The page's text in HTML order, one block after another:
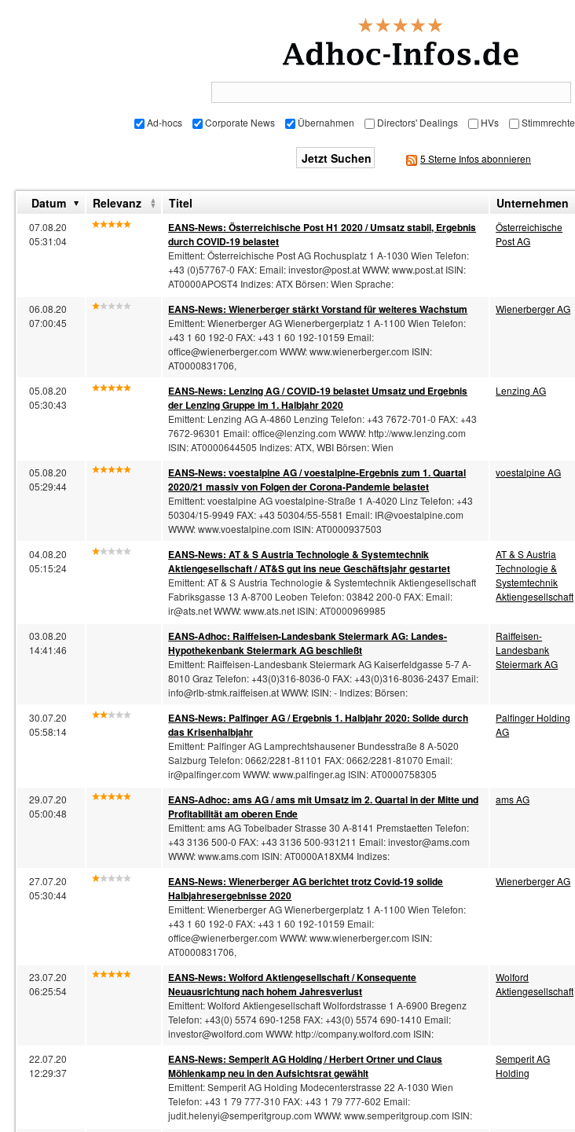
Ad-hocs Corporate News Übernahmen Directors' Dealings HVs Stimmrechte
5 Sterne Infos abonnieren
Datum Relevanz Titel Unternehmen
07.08.20
05:31:04
EANS-News: Österreichische Post H1 2020 / Umsatz stabil, Ergebnis
durch COVID-19 belastet
Emittent: Österreichische Post AG Rochusplatz 1 A-1030 Wien Telefon:
+43 (0)57767-0 FAX: Email:investor@post.atWWW: www.post.at ISIN:
AT0000APOST4 Indizes: ATX Börsen: Wien Sprache:
Österreichische
Post AG
06.08.20
07:00:45
EANS-News: Wienerberger stärkt Vorstand für weiteres Wachstum
Emittent: Wienerberger AG Wienerbergerplatz 1 A-1100 Wien Telefon:
+43 1 60 192-0 FAX: +43 1 60 192-10159 Email:
office@wienerberger.com WWW: www.wienerberger.com ISIN:
AT0000831706,
Wienerberger AG
05.08.20
05:30:43
EANS-News: Lenzing AG / COVID-19 belastet Umsatz und Ergebnis
der Lenzing Gruppe im 1. Halbjahr 2020
Emittent: Lenzing AG A-4860 Lenzing Telefon: +43 7672-701-0 FAX: +43
7672-96301 Email:office@lenzing.com WWW: http://www.lenzing.com
ISIN: AT0000644505 Indizes: ATX, WBI Börsen: Wien
Lenzing AG
05.08.20
05:29:44
EANS-News: voestalpine AG / voestalpine-Ergebnis zum 1. Quartal
2020/21 massiv von Folgen der Corona-Pandemie belastet
Emittent: voestalpine AG voestalpine-Straße 1 A-4020 Linz Telefon: +43
50304/15-9949 FAX: +43 50304/55-5581 Email: IR@voestalpine.com
WWW: www.voestalpine.com ISIN: AT0000937503
voestalpine AG
04.08.20
05:15:24
EANS-News: AT & S Austria Technologie & Systemtechnik
Aktiengesellschaft / AT&S gut ins neue Geschäftsjahr gestartet
Emittent: AT & S Austria Technologie & Systemtechnik Aktiengesellschaft
Fabriksgasse 13 A-8700 Leoben Telefon: 03842 200-0 FAX: Email:
ir@ats.netWWW: www.ats.net ISIN: AT0000969985
AT & S Austria
Technologie &
Systemtechnik
Aktiengesellschaft
03.08.20
14:41:46
EANS-Adhoc: Raiffeisen-Landesbank Steiermark AG: Landes-
Hypothekenbank Steiermark AG beschließt
Emittent: Raiffeisen-Landesbank Steiermark AG Kaiserfeldgasse 5-7 A-
8010 Graz Telefon: +43(0)316-8036-0 FAX: +43(0)316-8036-2437 Email:
info@rlb-stmk.raiffeisen.atWWW: ISIN: - Indizes: Börsen:
Raiffeisen-
Landesbank
Steiermark AG
30.07.20
05:58:14
EANS-News: Palfinger AG / Ergebnis 1. Halbjahr 2020: Solide durch
das Krisenhalbjahr
Emittent: Palfinger AG Lamprechtshausener Bundesstraße 8 A-5020
Salzburg Telefon: 0662/2281-81101 FAX: 0662/2281-81070 Email:
ir@palfinger.com WWW: www.palfinger.ag ISIN: AT0000758305
Palfinger Holding
AG
29.07.20
05:00:48
EANS-Adhoc: ams AG / ams mit Umsatz im 2. Quartal in der Mitte und
Profitabilität am oberen Ende
Emittent: ams AG Tobelbader Strasse 30 A-8141 Premstaetten Telefon:
+43 3136 500-0 FAX: +43 3136 500-931211 Email:investor@ams.com
WWW: www.ams.com ISIN: AT0000A18XM4 Indizes:
ams AG
27.07.20
05:30:44
EANS-News: Wienerberger AG berichtet trotz Covid-19 solide
Halbjahresergebnisse 2020
Emittent: Wienerberger AG Wienerbergerplatz 1 A-1100 Wien Telefon:
+43 1 60 192-0 FAX: +43 1 60 192-10159 Email:
office@wienerberger.com WWW: www.wienerberger.com ISIN:
AT0000831706,
Wienerberger AG
23.07.20
06:25:54
EANS-News: Wolford Aktiengesellschaft / Konsequente
Neuausrichtung nach hohem Jahresverlust
Emittent: Wolford Aktiengesellschaft Wolfordstrasse 1 A-6900 Bregenz
Telefon: +43(0) 5574 690-1258 FAX: +43(0) 5574 690-1410 Email:
investor@wolford.com WWW: http://company.wolford.com ISIN:
Wolford
Aktiengesellschaft
22.07.20
12:29:37
EANS-News: Semperit AG Holding / Herbert Ortner und Claus
Möhlenkamp neu in den Aufsichtsrat gewählt
Emittent: Semperit AG Holding Modecenterstrasse 22 A-1030 Wien
Telefon: +43 1 79 777-310 FAX: +43 1 79 777-602 Email:
judit.helenyi@semperitgroup.com WWW: www.semperitgroup.com ISIN:
Semperit AG
Holding